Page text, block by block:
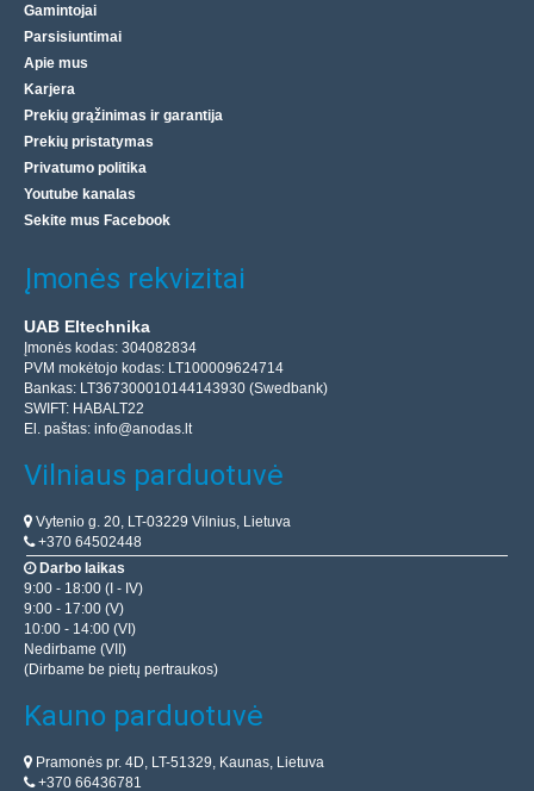
Centriniame Sandėlyje YRA
C-Beam Tvirtinimo plokštė
C-Beam Tvirtinimo plokštė talpina iki 4 mini V-Solid ratų.
C-Beam proflio ir C-Beam tvirtinimo plokštės dėka lengvai
galėsite pasigaminti linijinį modulį. Padar..
14.00€
Parduotuvėje Vilniuje YRA
Centriniame Sandėlyje YRA
Įdėti į krepšelį
Gamintojai
Parsisiuntimai
Apie mus
Karjera
Prekių grąžinimas ir garantija
Prekių pristatymas
Privatumo politika
Youtube kanalas
Sekite mus Facebook
Įmonės rekvizitai
UAB Eltechnika
Įmonės kodas: 304082834
PVM mokėtojo kodas: LT100009624714
Bankas: LT367300010144143930 (Swedbank)
SWIFT: HABALT22
El. paštas: info@anodas.lt
Vilniaus parduotuvė
Vytenio g. 20, LT-03229 Vilnius, Lietuva
+370 64502448
Darbo laikas
9:00 - 18:00 (I - IV)
9:00 - 17:00 (V)
10:00 - 14:00 (VI)
Nedirbame (VII)
(Dirbame be pietų pertraukos)
Kauno parduotuvė
Pramonės pr. 4D, LT-51329, Kaunas, Lietuva
+370 66436781